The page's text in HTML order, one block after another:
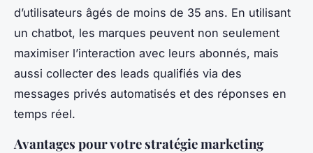
d’utilisateurs âgés de moins de 35 ans. En utilisant
un chatbot, les marques peuvent non seulement
maximiser l’interaction avec leurs abonnés, mais
aussi collecter des leads qualifiés via des
messages privés automatisés et des réponses en
temps réel.
Avantages pour votre stratégie marketing